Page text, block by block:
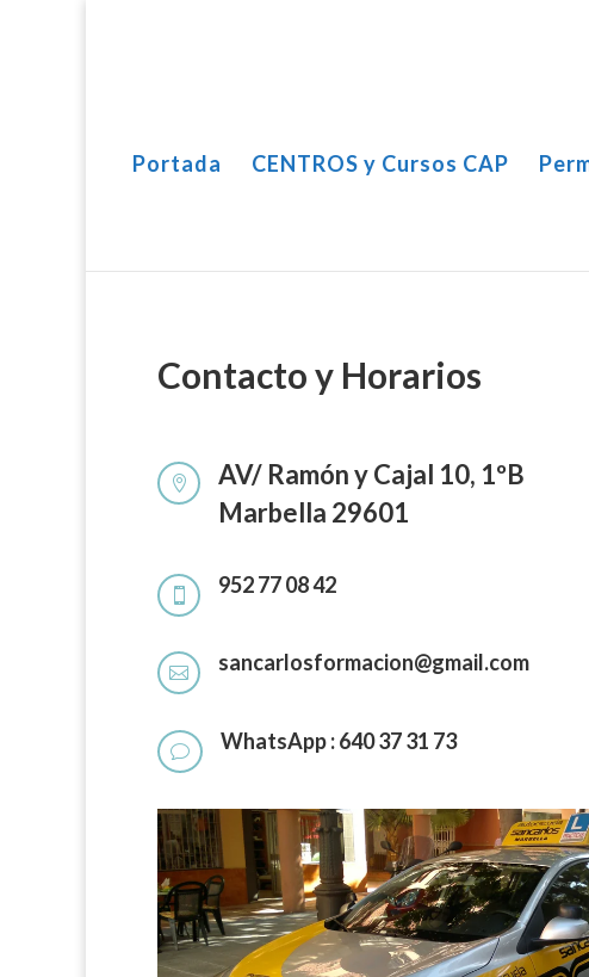
Portada CENTROS y Cursos CAP
Contacto y Horarios

AV/ Ramón y Cajal 10, 1ºB
Marbella 29601
 952 77 08 42
 sancarlosformacion@gmail.com
v WhatsApp : 640 37 31 73